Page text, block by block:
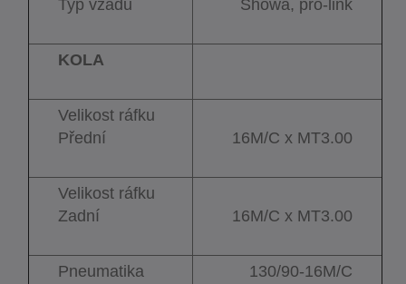
Typ vzadu Showa, pro-link
KOLA
Velikost ráfku
Přední
16M/C x MT3.00
Velikost ráfku
Zadní
16M/C x MT3.00
Pneumatika
130/90-16M/C